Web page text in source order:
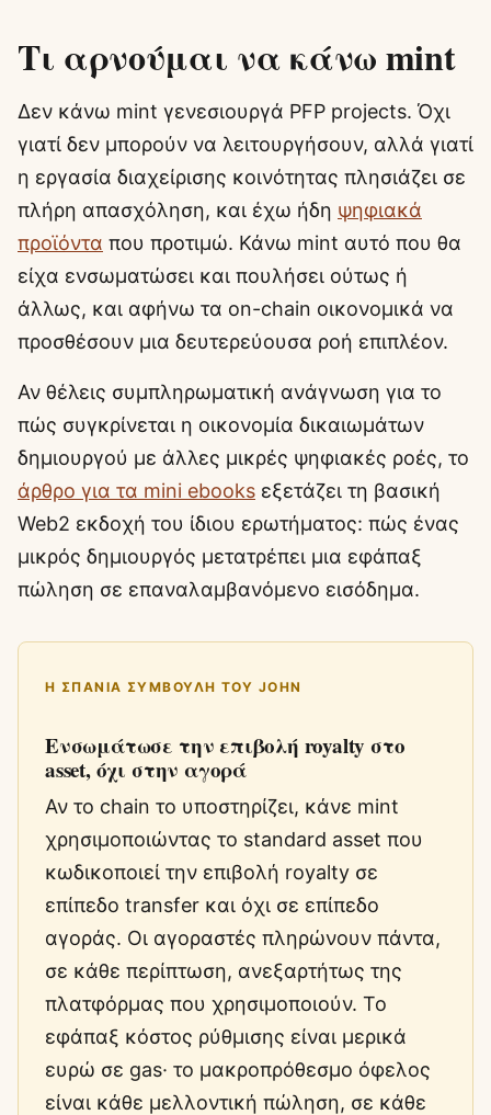
Τι αρνούμαι να κάνω mint
Δεν κάνω mint γενεσιουργά PFP projects. Όχι
γιατί δεν μπορούν να λειτουργήσουν, αλλά γιατί
η εργασία διαχείρισης κοινότητας πλησιάζει σε
πλήρη απασχόληση, και έχω ήδη ψηφιακά
προϊόντα που προτιμώ. Κάνω mint αυτό που θα
είχα ενσωματώσει και πουλήσει ούτως ή
άλλως, και αφήνω τα on-chain οικονομικά να
προσθέσουν μια δευτερεύουσα ροή επιπλέον.
Αν θέλεις συμπληρωματική ανάγνωση για το
πώς συγκρίνεται η οικονομία δικαιωμάτων
δημιουργού με άλλες μικρές ψηφιακές ροές, το
άρθρο για τα mini ebooks εξετάζει τη βασική
Web2 εκδοχή του ίδιου ερωτήματος: πώς ένας
μικρός δημιουργός μετατρέπει μια εφάπαξ
πώληση σε επαναλαμβανόμενο εισόδημα.
Η ΣΠΆΝΙΑ ΣΥΜΒΟΥΛΉ ΤΟΥ JOHN
Ενσωμάτωσε την επιβολή royalty στο
asset, όχι στην αγορά
Αν το chain το υποστηρίζει, κάνε mint
χρησιμοποιώντας το standard asset που
κωδικοποιεί την επιβολή royalty σε
επίπεδο transfer και όχι σε επίπεδο
αγοράς. Οι αγοραστές πληρώνουν πάντα,
σε κάθε περίπτωση, ανεξαρτήτως της
πλατφόρμας που χρησιμοποιούν. Το
εφάπαξ κόστος ρύθμισης είναι μερικά
ευρώ σε gas· το μακροπρόθεσμο όφελος
είναι κάθε μελλοντική πώληση, σε κάθε